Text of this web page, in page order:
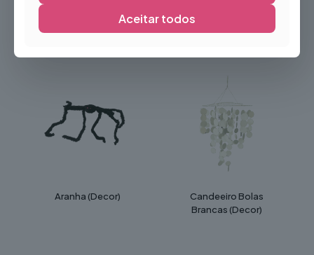
Aranha (Decor)
Candeeiro Bolas
Brancas (Decor)
Aceitar todos